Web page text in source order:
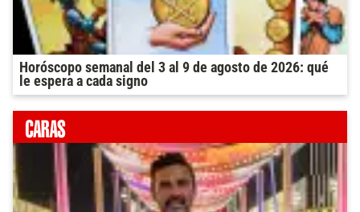
Horóscopo semanal del 3 al 9 de agosto de 2026: qué
le espera a cada signo